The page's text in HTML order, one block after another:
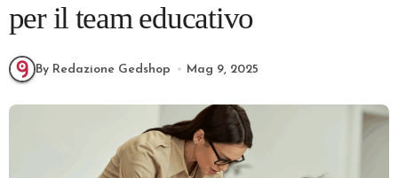
per il team educativo
By Redazione Gedshop Mag 9, 2025